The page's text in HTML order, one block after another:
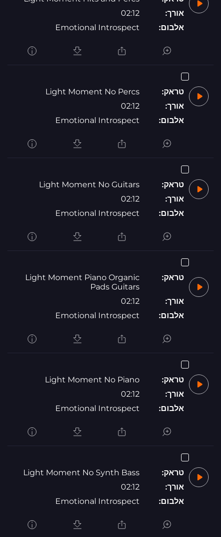
אורך:
02:12
אלבום:
Emotional Introspect
טראק:
Light Moment No Percs
אורך:
02:12
אלבום:
Emotional Introspect
טראק:
Light Moment No Guitars
אורך:
02:12
אלבום:
Emotional Introspect
טראק:
Light Moment Piano Organic
Pads Guitars
אורך:
02:12
אלבום:
Emotional Introspect
טראק:
Light Moment No Piano
אורך:
02:12
אלבום:
Emotional Introspect
טראק:
Light Moment No Synth Bass
אורך:
02:12
אלבום:
Emotional Introspect